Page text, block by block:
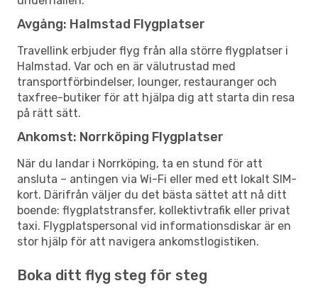
Avgång: Halmstad Flygplatser
Travellink erbjuder flyg från alla större flygplatser i
Halmstad. Var och en är välutrustad med
transportförbindelser, lounger, restauranger och
taxfree-butiker för att hjälpa dig att starta din resa
på rätt sätt.
Ankomst: Norrköping Flygplatser
När du landar i Norrköping, ta en stund för att
ansluta – antingen via Wi-Fi eller med ett lokalt SIM-
kort. Därifrån väljer du det bästa sättet att nå ditt
boende: flygplatstransfer, kollektivtrafik eller privat
taxi. Flygplatspersonal vid informationsdiskar är en
stor hjälp för att navigera ankomstlogistiken.
Boka ditt flyg steg för steg